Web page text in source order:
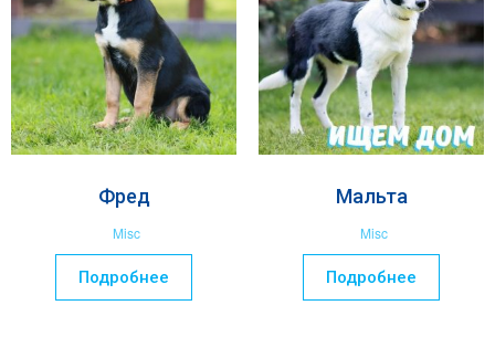
Фред
Misc
Подробнее
Мальта
Misc
Подробнее